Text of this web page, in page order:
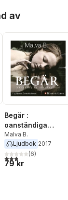
av
antal röster:
Begär :
oanständiga
berättelser
Malva B.
Ljudbok 2017
2,8utav 5 stjärnor.
(6)
79 kr